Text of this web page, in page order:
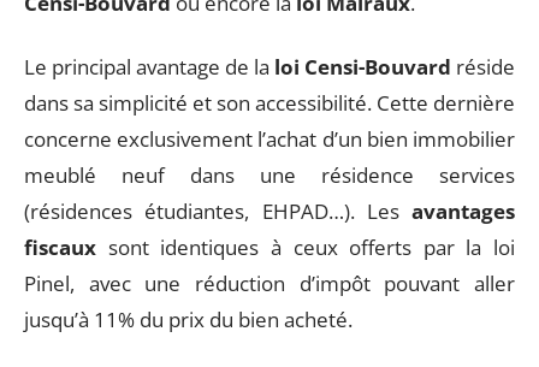
Le principal avantage de la loi Censi-Bouvard réside
dans sa simplicité et son accessibilité. Cette dernière
concerne exclusivement l’achat d’un bien immobilier
meublé neuf dans une résidence services
(résidences étudiantes, EHPAD…). Les avantages
fiscaux sont identiques à ceux offerts par la loi
Pinel, avec une réduction d’impôt pouvant aller
jusqu’à 11% du prix du bien acheté.